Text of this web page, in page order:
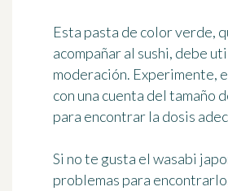
Esta pasta de color verde,
acompañar al sushi, debe
moderación. Experimente,
con una cuenta del tamaño
para encontrar la dosis
Si no te gusta el wasabi
problemas para